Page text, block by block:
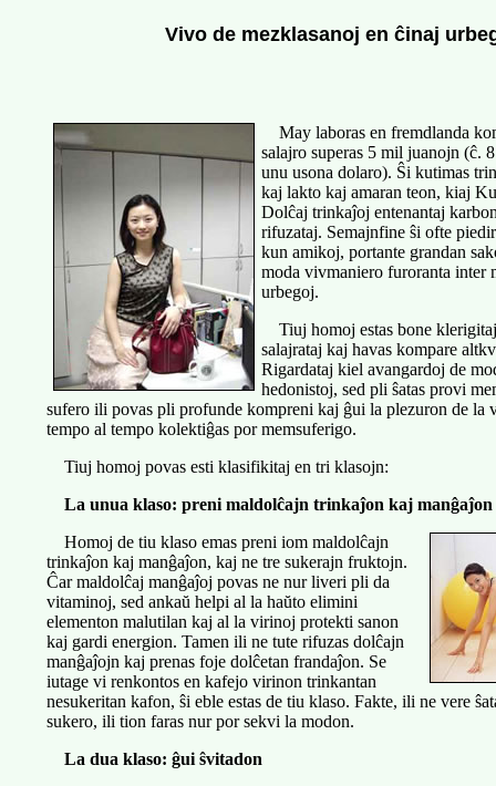
Vivo de mezklasanoj en ĉinaj
May laboras en fremdlanda
salajro superas 5 mil juanojn (ĉ.
unu usona dolaro). Ŝi kutimas
kaj lakto kaj amaran teon, kiaj
Dolĉaj trinkaĵoj entenantaj
rifuzataj. Semajnfine ŝi ofte
kun amikoj, portante grandan
moda vivmaniero furoranta inter
urbegoj.
Tiuj homoj estas bone
salajrataj kaj havas kompare
Rigardataj kiel avangardoj de
hedonistoj, sed pli ŝatas provi
sufero ili povas pli profunde kompreni kaj ĝui la plezuron de la
tempo al tempo kolektiĝas por memsuferigo.
Tiuj homoj povas esti klasifikitaj en tri klasojn:
La unua klaso: preni maldolĉajn trinkaĵon kaj manĝaĵon
Homoj de tiu klaso emas preni iom maldolĉajn
trinkaĵon kaj manĝaĵon, kaj ne tre sukerajn fruktojn.
Ĉar maldolĉaj manĝaĵoj povas ne nur liveri pli da
vitaminoj, sed ankaŭ helpi al la haŭto elimini
elementon malutilan kaj al la virinoj protekti sanon
kaj gardi energion. Tamen ili ne tute rifuzas dolĉajn
manĝaĵojn kaj prenas foje dolĉetan frandaĵon. Se
iutage vi renkontos en kafejo virinon trinkantan
nesukeritan kafon, ŝi eble estas de tiu klaso. Fakte, ili ne vere
sukero, ili tion faras nur por sekvi la modon.
La dua klaso: ĝui ŝvitadon